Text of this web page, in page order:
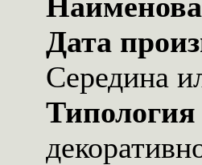
Дата
Середина